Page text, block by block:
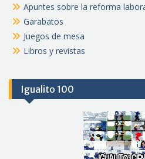
Apuntes sobre la reforma
Garabatos
Juegos de mesa
Libros y revistas
Igualito 100